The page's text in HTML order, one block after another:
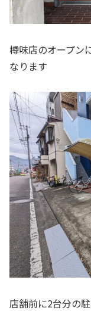
樽味店のオープン
なります
店舗前に2台分の